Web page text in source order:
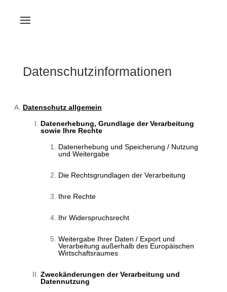
Datenschutzinformationen
Datenschutz allgemein
Datenerhebung, Grundlage der Verarbeitung
sowie Ihre Rechte
Datenerhebung und Speicherung / Nutzung
und Weitergabe
Die Rechtsgrundlagen der Verarbeitung
Ihre Rechte
Ihr Widerspruchsrecht
Weitergabe Ihrer Daten / Export und
Verarbeitung außerhalb des Europäischen
Wirtschaftsraumes
Zweckänderungen der Verarbeitung und
Datennutzung